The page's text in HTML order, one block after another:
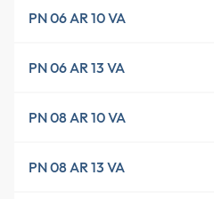
PN 06 AR 10 VA
PN 06 AR 13 VA
PN 08 AR 10 VA
PN 08 AR 13 VA